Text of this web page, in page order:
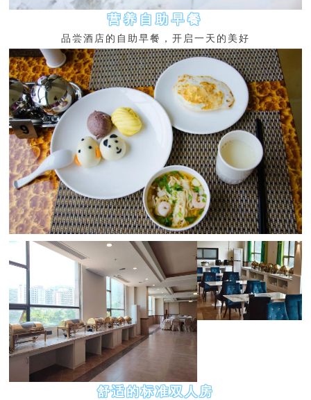
营养自助早餐
品尝酒店的自助早餐，开启一天的美好
舒适的标准双人房